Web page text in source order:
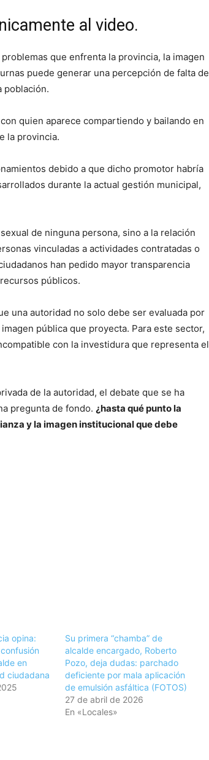
al video.
que enfrenta la provincia, la imagen
puede generar una percepción de falta de
población.
quien aparece compartiendo y bailando en
la provincia.
debido a que dicho promotor habría
durante la actual gestión municipal,
de ninguna persona, sino a la relación
vinculadas a actividades contratadas o
han pedido mayor transparencia
públicos.
una autoridad no solo debe ser evaluada por
pública que proyecta. Para este sector,
con la investidura que representa el
de la autoridad, el debate que se ha
pregunta de fondo. ¿hasta qué punto la
y la imagen institucional que debe
opina:
en
ciudadana
Su primera “chamba” de
alcalde encargado, Roberto
Pozo, deja dudas: parchado
deficiente por mala aplicación
de emulsión asfáltica (FOTOS)
27 de abril de 2026
En «Locales»